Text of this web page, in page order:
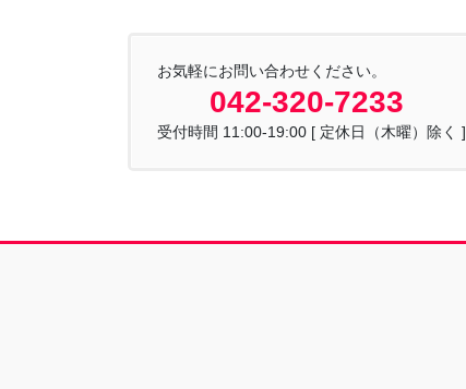
お気軽にお問い合わせください。
042-320-7233
受付時間 11:00-19:00 [ 定休日（木曜）除く ]